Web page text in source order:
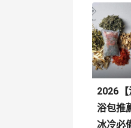
2026
浴包推
冰冷必